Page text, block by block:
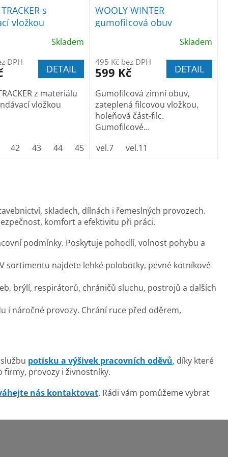
s
vložkou
Skladem
DPH
DETAIL
z materiálu
vložkou
42 43 44 45 46 47
WOOLY WINTER
gumofilcová obuv
Skladem
495 Kč bez DPH
599 Kč DETAIL
Gumofilcová zimní obuv,
zateplená filcovou vložkou,
holeňová část-filc.
Gumofilcové...
vel.7
vel.11
skladech, dílnách i řemeslných provozech.
komfort a efektivitu při práci.
podmínky. Poskytuje pohodlí, volnost pohybu a
najdete lehké polobotky, pevné kotníkové
brýlí, respirátorů, chráničů sluchu, postrojů a dalších
i náročné provozy. Chrání ruce před oděrem,
potisku a výšivek pracovních oděvů, díky které
firmy, provozy i živnostníky.
nás kontaktovat. Rádi vám pomůžeme vybrat